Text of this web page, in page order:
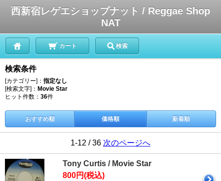
西新宿レゲエショップナット / Reggae Shop
NAT
カート 検索
検索条件
[カテゴリー]： 指定なし
[検索文字]： Movie Star
ヒット件数： 36件
おすすめ順 価格順 新着順
1-12 / 36 次のページへ
Tony Curtis / Movie Star
800円(税込)